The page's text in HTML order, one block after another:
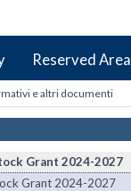
Reserved Area
e altri documenti
Grant 2024-2027
Grant 2024-2027